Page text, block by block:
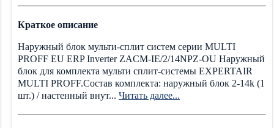
Краткое описание
Наружный блок мульти-сплит систем серии MULTI
PROFF EU ERP Inverter ZACM-IE/2/14NPZ-OU Наружный
блок для комплекта мульти сплит-системы EXPERTAIR
MULTI PROFF.Состав комплекта: наружный блок 2-14k (1
шт.) / настенный внут... Читать далее...